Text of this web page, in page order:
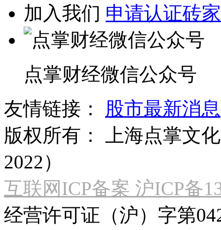
加入我们 申请认证砖家
点掌财经微信公众号
友情链接：
股市最新消息
版权所有：
上海点掌文
2022）
互联网ICP备案 沪ICP备
经营许可证（沪）字第